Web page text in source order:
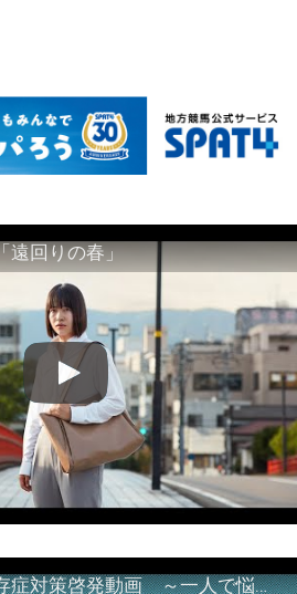
遠回りの春」
「ギャンブル等依存症対策啓発動画 ～一人で悩まず、家族で悩まず、まず！相談機関へ～」